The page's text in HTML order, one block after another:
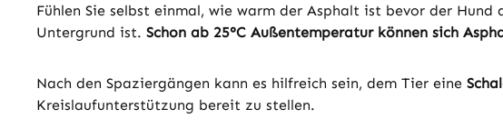
Fühlen Sie selbst einmal, wie warm der Asphalt ist bevor der
Untergrund ist. Schon ab 25°C Außentemperatur können sich
Nach den Spaziergängen kann es hilfreich sein, dem Tier eine
Kreislaufunterstützung bereit zu stellen.